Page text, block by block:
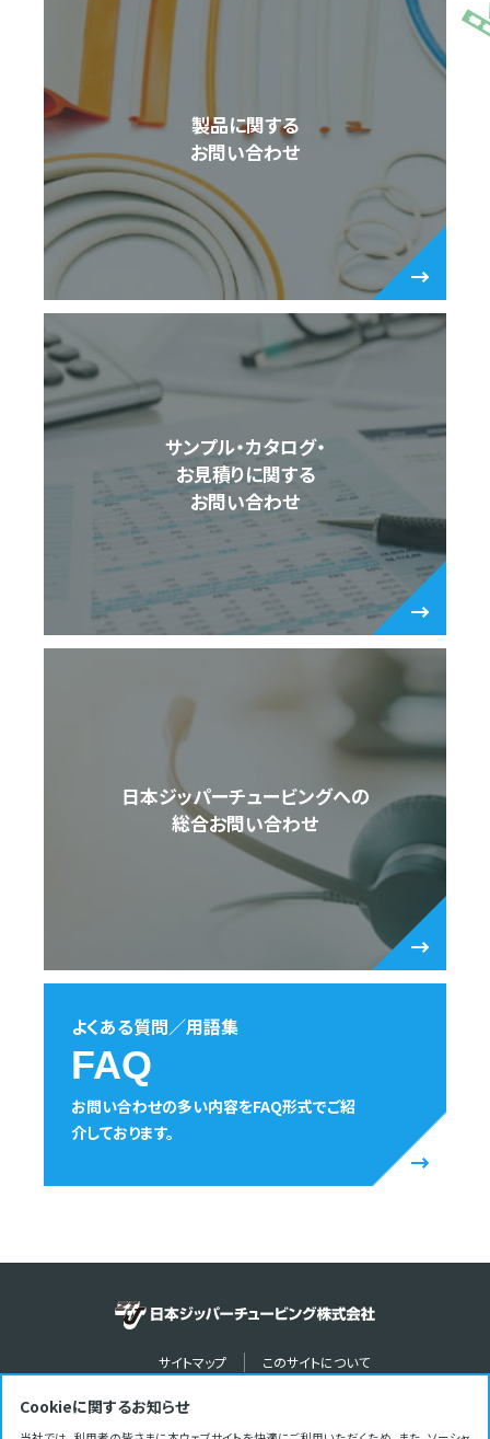
製品に関する
お問い合わせ
サンプル・カタログ・
お見積りに関する
お問い合わせ
日本ジッパーチュービングへの
総合お問い合わせ
よくある質問／用語集
FAQ
お問い合わせの多い内容をFAQ形式でご紹
介しております。
サイトマップ
このサイトについて
Cookieに関するお知らせ